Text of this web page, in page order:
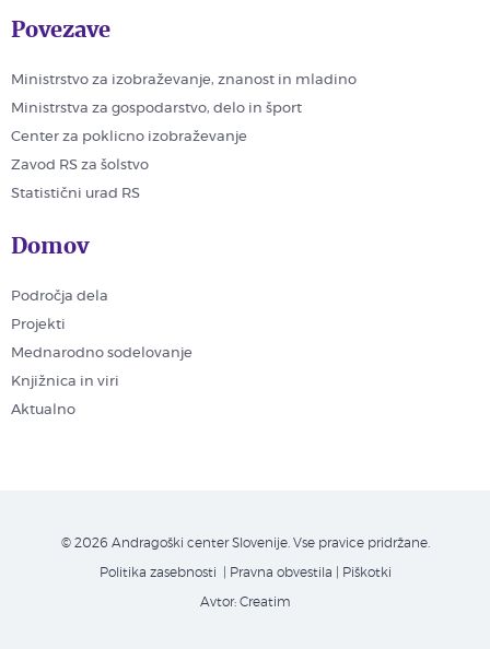
Povezave
Ministrstvo za izobraževanje, znanost in mladino
Ministrstva za gospodarstvo, delo in šport
Center za poklicno izobraževanje
Zavod RS za šolstvo
Statistični urad RS
Domov
Področja dela
Projekti
Mednarodno sodelovanje
Knjižnica in viri
Aktualno
© 2026 Andragoški center Slovenije. Vse pravice pridržane.
Politika zasebnosti | Pravna obvestila Piškotki
Avtor: Creatim